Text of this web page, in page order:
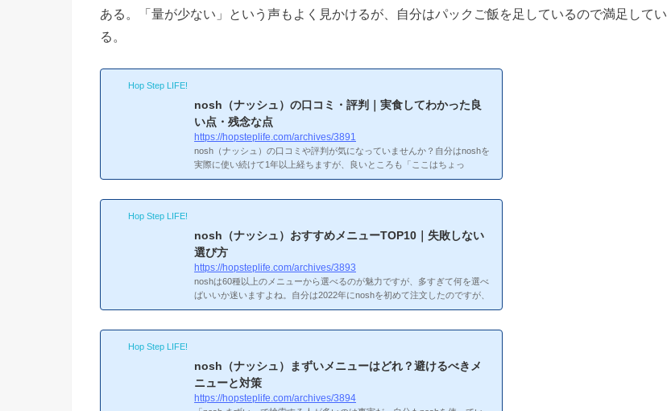
ある。「量が少ない」という声もよく見かけるが、自分はパックご飯を足しているので満足してい
る。
Hop Step LIFE!
nosh（ナッシュ）の口コミ・評判｜実食してわかった良
い点・残念な点
https://hopsteplife.com/archives/3891
nosh（ナッシュ）の口コミや評判が気になっていませんか？自分はnoshを
実際に使い続けて1年以上経ちますが、良いところも「ここはちょっ
と…」というところも正直にあります。この記事ではリアルな口コミを調
メニューを選べる紙素材の容器でそのまま捨てられるレンジで5〜7分温め
るだけ自分が冷凍弁当を始めたきっかけ...
Hop Step LIFE!
nosh（ナッシュ）おすすめメニューTOP10｜失敗しない
選び方
https://hopsteplife.com/archives/3893
noshは60種以上のメニューから選べるのが魅力ですが、多すぎて何を選べ
ばいいか迷いますよね。自分は2022年にnoshを初めて注文したのですが、
最初は適当に選んで「うーん、これは微妙だったな…」という失敗をしま
成分・副菜の内容・デメリットもすべて書いていますので、注文前の参考
にしてください。なお、noshはメニュー...
Hop Step LIFE!
nosh（ナッシュ）まずいメニューはどれ？避けるべきメ
ニューと対策
https://hopsteplife.com/archives/3894